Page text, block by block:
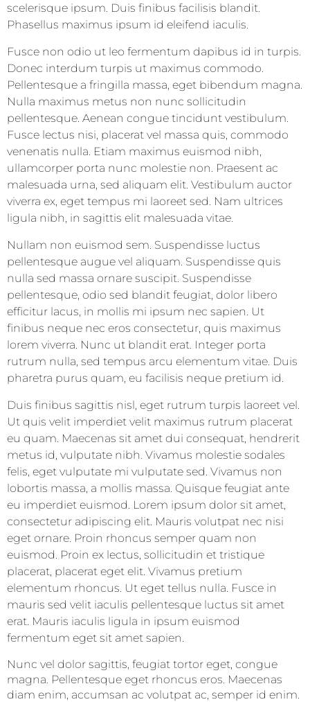
scelerisque ipsum. Duis finibus facilisis blandit.
Phasellus maximus ipsum id eleifend iaculis.
Fusce non odio ut leo fermentum dapibus id in turpis.
Donec interdum turpis ut maximus commodo.
Pellentesque a fringilla massa, eget bibendum magna.
Nulla maximus metus non nunc sollicitudin
pellentesque. Aenean congue tincidunt vestibulum.
Fusce lectus nisi, placerat vel massa quis, commodo
venenatis nulla. Etiam maximus euismod nibh,
ullamcorper porta nunc molestie non. Praesent ac
malesuada urna, sed aliquam elit. Vestibulum auctor
viverra ex, eget tempus mi laoreet sed. Nam ultrices
ligula nibh, in sagittis elit malesuada vitae.
Nullam non euismod sem. Suspendisse luctus
pellentesque augue vel aliquam. Suspendisse quis
nulla sed massa ornare suscipit. Suspendisse
pellentesque, odio sed blandit feugiat, dolor libero
efficitur lacus, in mollis mi ipsum nec sapien. Ut
finibus neque nec eros consectetur, quis maximus
lorem viverra. Nunc ut blandit erat. Integer porta
rutrum nulla, sed tempus arcu elementum vitae. Duis
pharetra purus quam, eu facilisis neque pretium id.
Duis finibus sagittis nisl, eget rutrum turpis laoreet vel.
Ut quis velit imperdiet velit maximus rutrum placerat
eu quam. Maecenas sit amet dui consequat, hendrerit
metus id, vulputate nibh. Vivamus molestie sodales
felis, eget vulputate mi vulputate sed. Vivamus non
lobortis massa, a mollis massa. Quisque feugiat ante
eu imperdiet euismod. Lorem ipsum dolor sit amet,
consectetur adipiscing elit. Mauris volutpat nec nisi
eget ornare. Proin rhoncus semper quam non
euismod. Proin ex lectus, sollicitudin et tristique
placerat, placerat eget elit. Vivamus pretium
elementum rhoncus. Ut eget tellus nulla. Fusce in
mauris sed velit iaculis pellentesque luctus sit amet
erat. Mauris iaculis ligula in ipsum euismod
fermentum eget sit amet sapien.
Nunc vel dolor sagittis, feugiat tortor eget, congue
magna. Pellentesque eget rhoncus eros. Maecenas
diam enim, accumsan ac volutpat ac, semper id enim.